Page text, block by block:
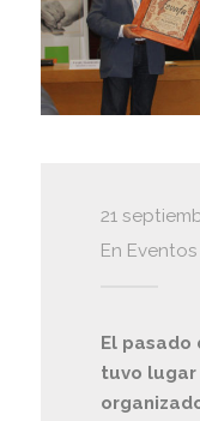
21
En Eventos
El pasado
tuvo lugar